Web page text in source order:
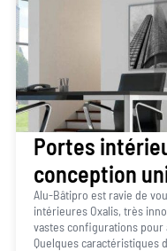
Portes
conception
Alu-Bâtipro est ravie de
intérieures Oxalis, très
vastes configurations
Quelques caractéristiques